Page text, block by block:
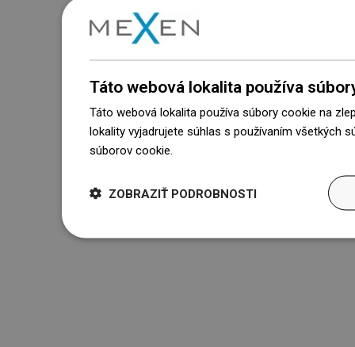
Táto webová lokalita používa
Táto webová lokalita používa súbory cookie na
lokality vyjadrujete súhlas s používaním všetkých
súborov cookie.
ZOBRAZIŤ PODROBNOSTI